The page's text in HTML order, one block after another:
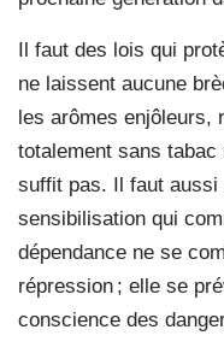
Il faut des lois qui
ne laissent aucune
les arômes enjôleurs,
totalement sans
suffit pas. Il faut aussi
sensibilisation qui
dépendance ne se
répression ; elle se
conscience des